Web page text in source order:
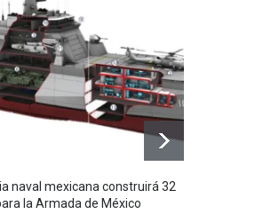
naval mexicana construirá 32
la Armada de México